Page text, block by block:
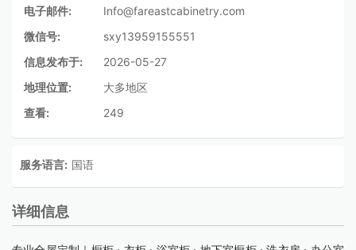
电子邮件:
Info@fareastcabinetry.com
微信号:
sxy13959155551
信息发布于:
2026-05-27
地理位置:
大多地区
查看:
249
服务语言: 国语
详细信息